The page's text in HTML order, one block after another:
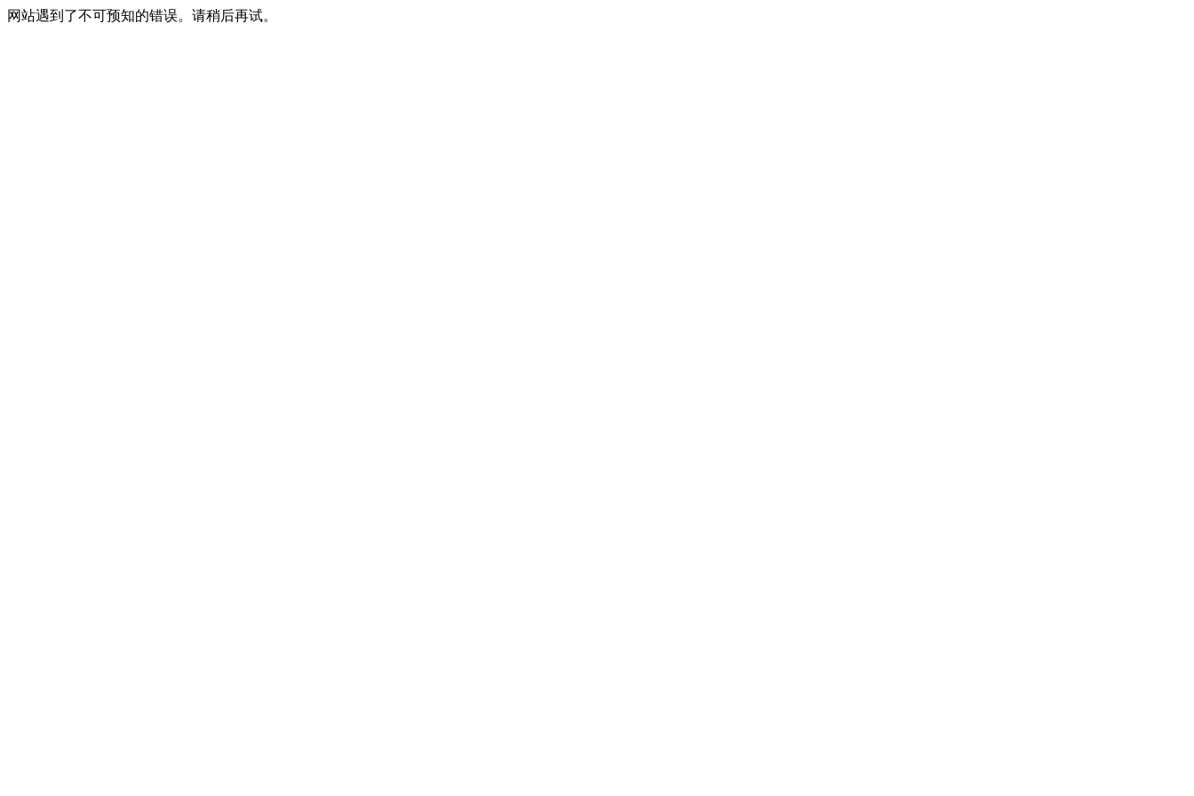
网站遇到了不可预知的错误。请稍后再试。